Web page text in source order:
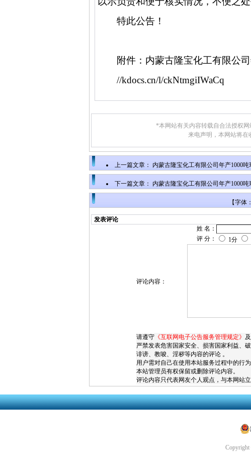
特此公告！
附件：内蒙古隆宝化工有限公
//kdocs.cn/l/ckNtmgiIWaCq
*本网站有关内容转载自合法授权
来电声明，本网站将在
上一篇文章： 内蒙古隆宝化工有限公司年产1000
下一篇文章： 内蒙古隆宝化工有限公司年产1000
【字体
发表评论
姓 名：
评 分：
1分
评论内容：
请遵守 《互联网电子公告服务管理规定》
严禁发表危害国家安全、损害国家利益、
诽谤、教唆、淫秽等内容的评论 。
用户需对自己在使用本站服务过程中的行
本站管理员有权保留或删除评论内容。
评论内容只代表网友个人观点，与本网站立